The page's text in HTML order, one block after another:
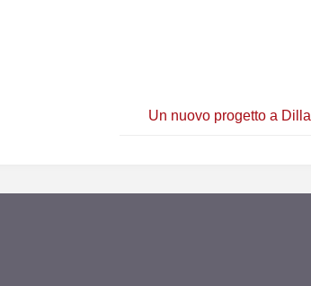
Un nuovo progetto a Dilla